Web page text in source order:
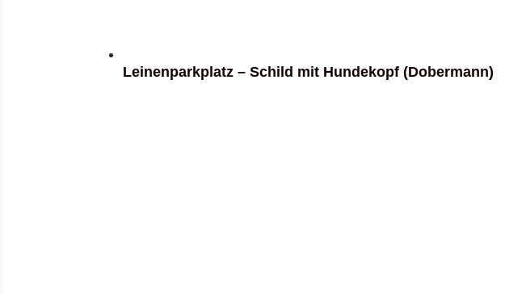
Leinenparkplatz – Schild mit Hundekopf (Dobermann)